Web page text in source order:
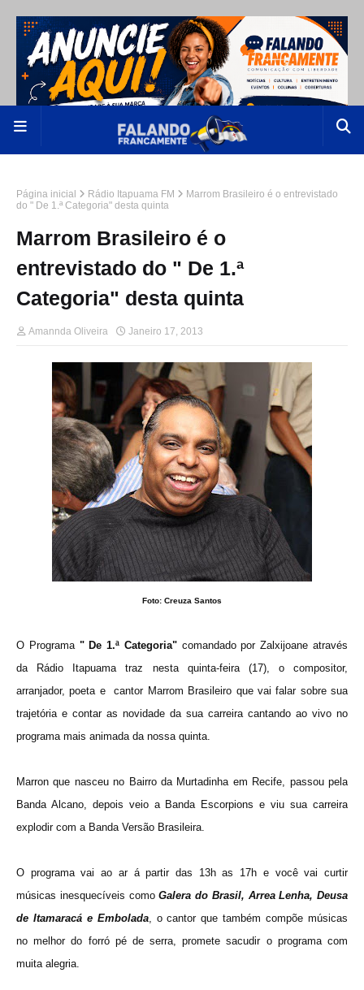
Página inicial Rádio Itapuama FM
Marrom Brasileiro é o entrevistado
do " De 1.ª Categoria" desta quinta
Marrom Brasileiro é o
entrevistado do " De 1.ª
Categoria" desta quinta
Amannda Oliveira Janeiro 17, 2013
Foto: Creuza Santos
O Programa " De 1.ª Categoria" comandado por Zalxijoane através
da Rádio Itapuama traz nesta quinta-feira (17), o compositor,
arranjador, poeta e cantor Marrom Brasileiro que vai falar sobre sua
trajetóriae contar as novidade da sua carreira cantando ao vivo no
programa mais animada da nossa quinta.
Marron que nasceu no Bairro da Murtadinha em Recife, passou pela
Banda Alcano, depois veio a Banda Escorpions eviu sua carreira
explodir com a Banda Versão Brasil eira.
O programa vai ao ar á partir das 13h as 17h e você vai curtir
músicas inesquecíveis como Galera do Brasil, Arrea Lenha, Deusa
de Itamaracá e Embolada, o cantor que também compõe músicas
no melhor do forró pé de serra,promete sacudir o programa com
muita alegria.